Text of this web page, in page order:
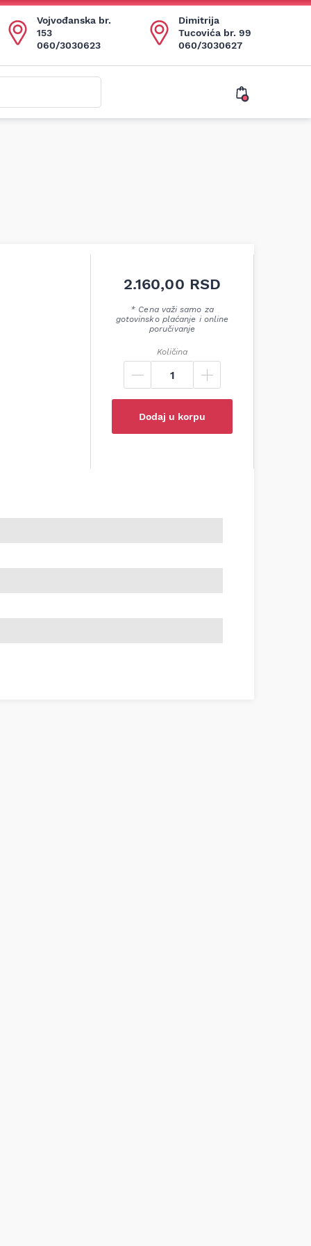
Vojvođanska br.
153
060/3030623
Dimitrija
Tucovića br. 99
060/3030627
2.160,00 RSD
* Cena važi samo za
gotovinsko plaćanje i online
poručivanje
Količina
Dodaj u korpu